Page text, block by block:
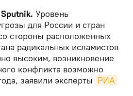
Уровень
для России и стран
стороны расположенных
радикальных исламистов
высоким, возникновение
конфликта возможно
заявили эксперты РИА